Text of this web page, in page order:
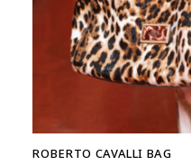
ROBERTO CAVALLI BAG